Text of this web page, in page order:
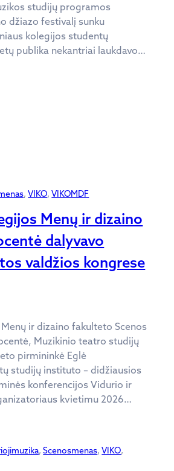
studijų programos
džiazo festivalį sunku
kolegijos studentų
publika nekantriai laukdavo…
, VIKO, VIKOMDF
Menų ir dizaino
dalyvavo
valdžios kongrese
ir dizaino fakulteto Scenos
Muzikinio teatro studijų
pirmininkė Eglė
studijų instituto – didžiausios
konferencijos Vidurio ir
kvietimu 2026…
, Scenosmenas, VIKO